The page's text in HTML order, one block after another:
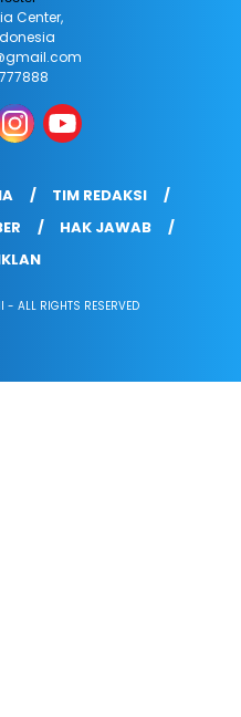
Center,
TIM REDAKSI
HAK JAWAB
ALL RIGHTS RESERVED